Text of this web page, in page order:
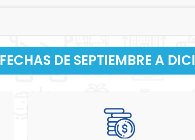
FECHAS DE SEPTIEMBRE A